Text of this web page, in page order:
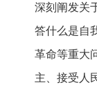
深刻阐发关
答什么是自
革命等重大
主、接受人